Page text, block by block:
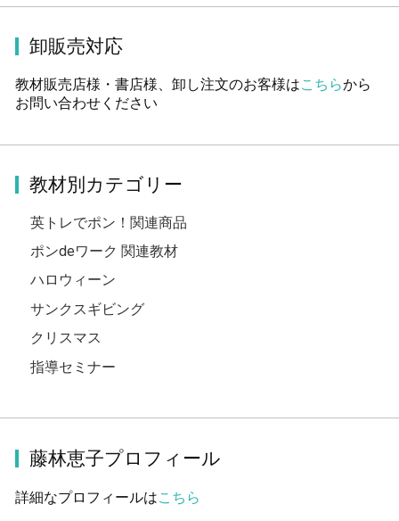
卸販売対応
教材販売店様・書店様、卸し注文のお客様はこちらから
お問い合わせください
教材別カテゴリー
英トレでポン！関連商品
ポンdeワーク 関連教材
ハロウィーン
サンクスギビング
クリスマス
指導セミナー
藤林恵子プロフィール
詳細なプロフィールはこちら